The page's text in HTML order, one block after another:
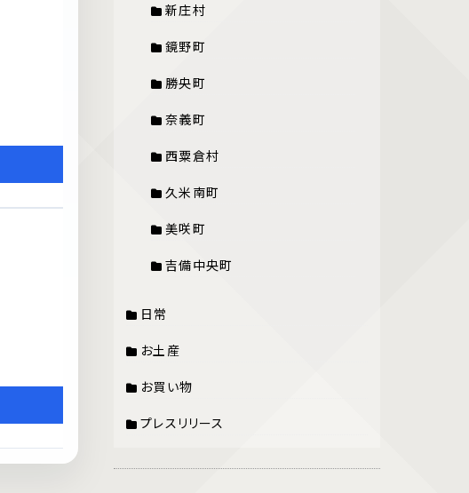
新庄村
鏡野町
勝央町
奈義町
西粟倉村
久米南町
美咲町
吉備中央町
日常
お土産
お買い物
プレスリリース